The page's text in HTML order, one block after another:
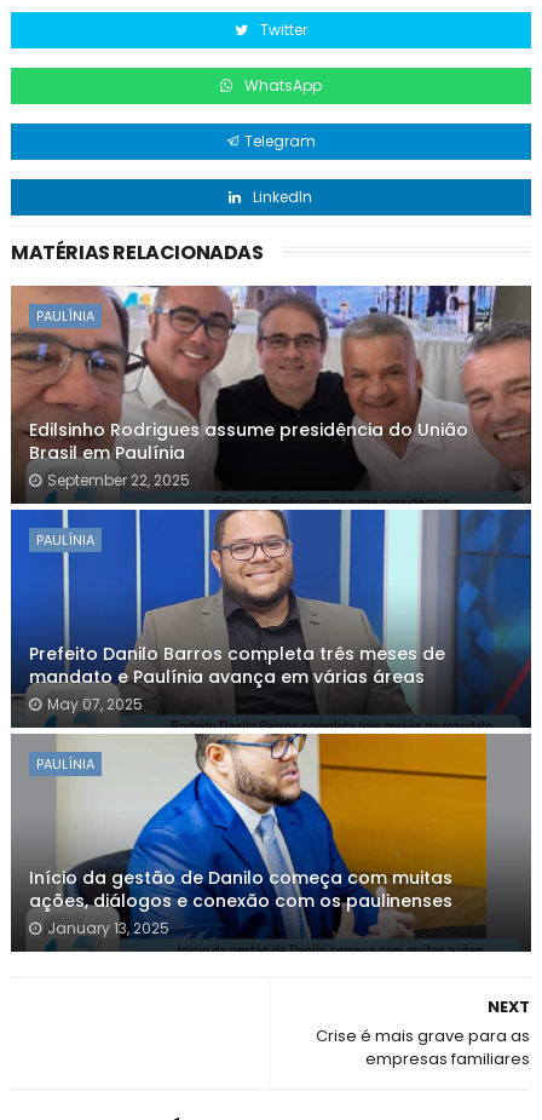
Twitter
WhatsApp
Telegram
LinkedIn
MATÉRIAS RELACIONADAS
PAULÍNIA
Edilsinho Rodrigues assume presidência do União
Brasil em Paulínia
September 22, 2025
PAULÍNIA
Prefeito Danilo Barros completa três meses de
mandato e Paulínia avança em várias áreas
May 07, 2025
PAULÍNIA
Início da gestão de Danilo começa com muitas
ações, diálogos e conexão com os paulinenses
January 13, 2025
NEXT
Crise é mais grave para as
empresas familiares